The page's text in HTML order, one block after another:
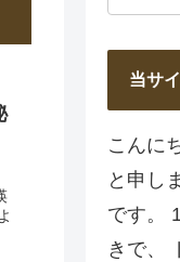
当サ
こんに
と申し
です。
きで、